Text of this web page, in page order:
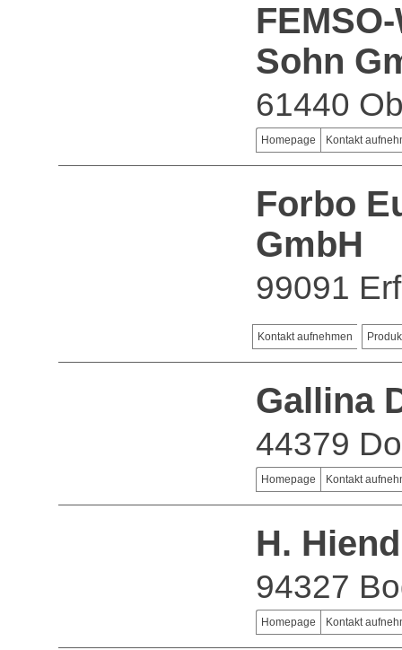
Sohn
61440
Homepage Kontakt
Forbo
GmbH
99091
Kontakt aufnehmen
Gallina
44379
Homepage Kontakt
H.
94327
Homepage Kontakt